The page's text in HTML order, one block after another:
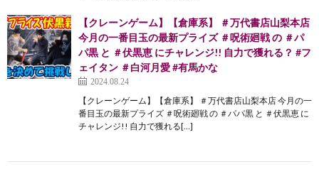
【クレーンゲーム】【倉庫系】 ＃万代書店山梨本店
今月の一番目玉の最新プライズ ＃呪術廻戦 の ＃パ
パ黒 と ＃伏黒恵 にチャレンジ!! 自力で獲れる？ #フ
ェイタン ＃白河月愛 #有馬かな
2024.08.24
【クレーンゲーム】【倉庫系】 ＃万代書店山梨本店 今月の一
番目玉の最新プライズ ＃呪術廻戦 の ＃パパ黒 と ＃伏黒恵 に
チャレンジ!! 自力で獲れる[…]